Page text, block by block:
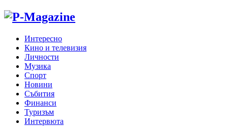
Skip
Интересно
Кино и телевизия
Личности
Музика
Спорт
Новини
Събития
Финанси
Туризъм
Интервюта